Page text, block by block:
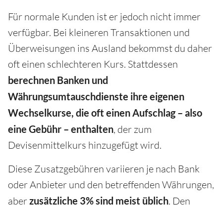
Für normale Kunden ist er jedoch nicht immer
verfügbar. Bei kleineren Transaktionen und
Überweisungen ins Ausland bekommst du daher
oft einen schlechteren Kurs. Stattdessen
berechnen Banken und
Währungsumtauschdienste ihre eigenen
Wechselkurse, die oft einen Aufschlag – also
eine Gebühr – enthalten, der zum
Devisenmittelkurs hinzugefügt wird.
Diese Zusatzgebühren variieren je nach Bank
oder Anbieter und den betreffenden Währungen,
aberzusätzliche 3% sind meist üblich. Den